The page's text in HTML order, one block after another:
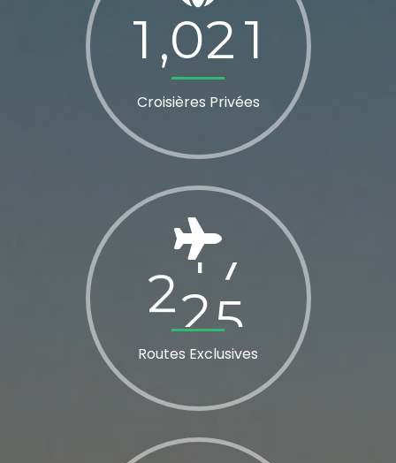
Croisières Privées
1 ,021
Routes Exclusives
225